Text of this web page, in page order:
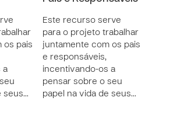
os pais
a
seus…
Este recurso serve
para o projeto trabalhar
juntamente com os pais
e responsáveis,
incentivando-os a
pensar sobre o seu
papel na vida de seus…